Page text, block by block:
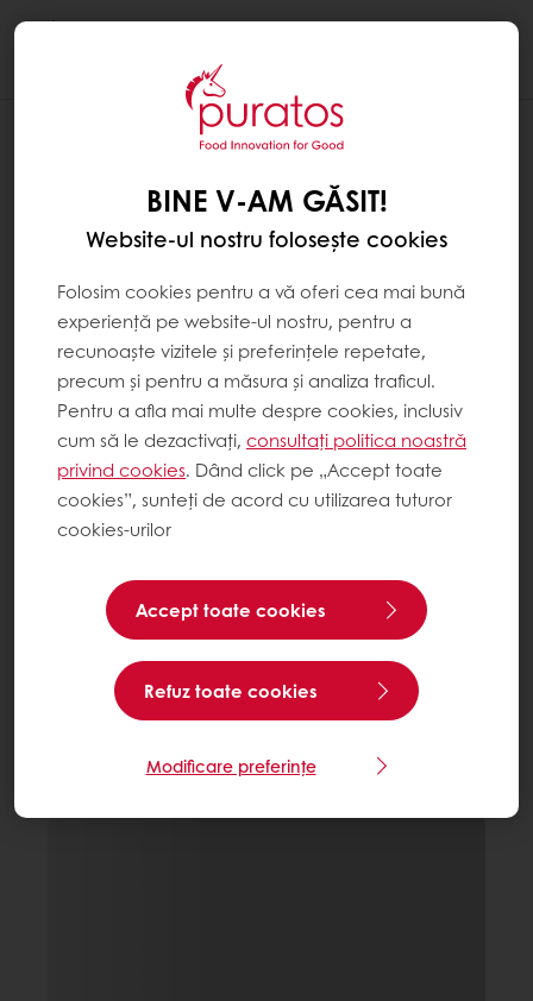
BINE V-AM GĂSIT!
Website-ul nostru folosește cookies
Folosim cookies pentru a vă oferi cea mai bună
experiență pe website-ul nostru, pentru a
recunoaște vizitele și preferințele repetate,
precum și pentru a măsura și analiza traficul.
Pentru a afla mai multe despre cookies, inclusiv
cum să le dezactivați, consultați politica noastră
privind cookies. Dând click pe „Accept toate
cookies”, sunteți de acord cu utilizarea tuturor
cookies-urilor
Accept toate cookies
Refuz toate cookies
Modificare preferințe